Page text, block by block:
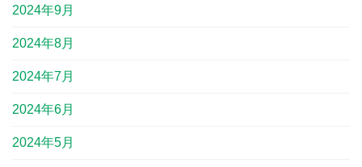
2024年9月
2024年8月
2024年7月
2024年6月
2024年5月